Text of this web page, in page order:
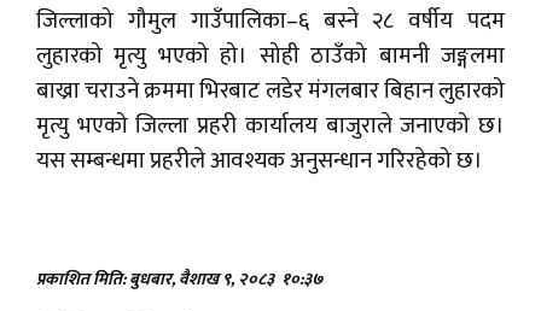
जिल्लाको गौमुल गाउँपालिका–६ बस्ने २८ वर्षीय पदम
लुहारको मृत्यु भएको हो। सोही ठाउँको बामनी जङ्गलमा
बाख्रा चराउने क्रममा भिरबाट लडेर मंगलबार बिहान लुहारको
मृत्यु भएको जिल्ला प्रहरी कार्यालय बाजुराले जनाएको छ।
यस सम्बन्धमा प्रहरीले आवश्यक अनुसन्धान गरिरहेको छ।
प्रकाशित मिति: बुधबार, वैशाख ९, २०८३ १०:३७